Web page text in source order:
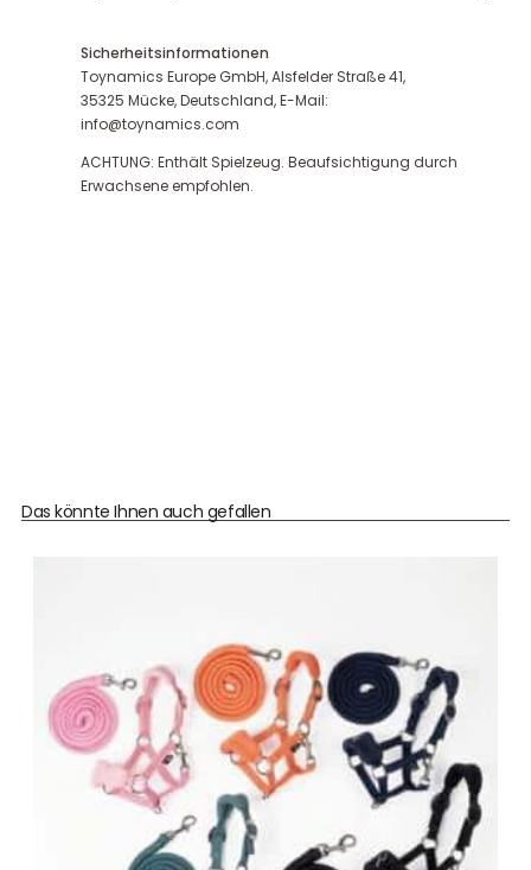
Sicherheitsinformationen
Toynamics Europe GmbH, Alsfelder Straße 41,
35325 Mücke, Deutschland, E-Mail:
info@toynamics.com
ACHTUNG: Enthält Spielzeug. Beaufsichtigung durch
Erwachsene empfohlen.
Das könnte Ihnen auch gefallen